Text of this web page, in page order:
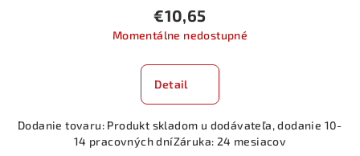
€10,65
Momentálne nedostupné
Detail
Dodanie tovaru: Produkt skladom u dodávateľa, dodanie 10-
14 pracovných dníZáruka: 24 mesiacov